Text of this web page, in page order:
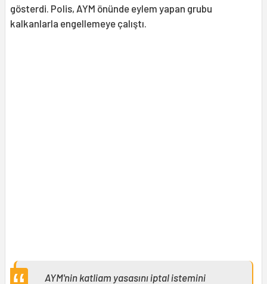
gösterdi. Polis, AYM önünde eylem yapan grubu
kalkanlarla engellemeye çalıştı.
AYM'nin katliam yasasını iptal istemini